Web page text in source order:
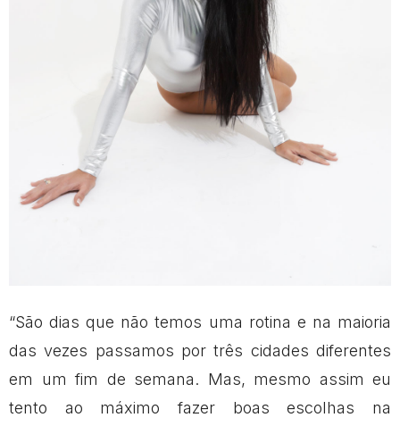
“São dias que não temos uma rotina e na maioria
das vezes passamos por três cidades diferentes
em um fim de semana. Mas, mesmo assim eu
tento ao máximo fazer boas escolhas na